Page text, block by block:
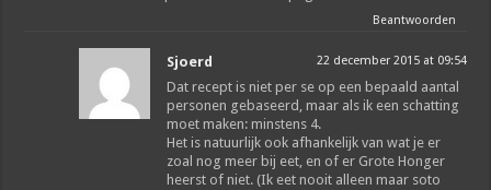
Beantwoorden
Sjoerd 22 december 2015 at 09:54
Dat recept is niet per se op een bepaald aantal
personen gebaseerd, maar als ik een schatting
moet maken: minstens 4.
Het is natuurlijk ook afhankelijk van wat je er
zoal nog meer bij eet, en of er Grote Honger
heerst of niet. (Ik eet nooit alleen maar soto